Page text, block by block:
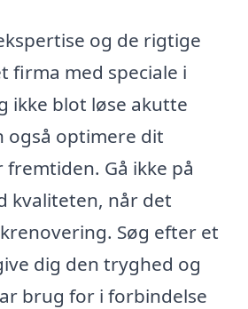
og de rigtige
firma med speciale i
ikke blot løse akutte
også optimere dit
Gå ikke på
kvaliteten, når det
Søg efter et
dig den tryghed og
brug for i forbindelse